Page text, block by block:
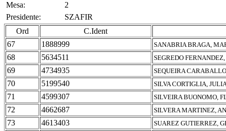
Mesa:
2
Presidente:
SZAFIR
Ord
C.Ident
67
1888999 SANABRIA BRAGA,
68 5634511 SEGREDO
69 4734935 SEQUEIRA
70 5199540 SILVA CORTIGLIA,
71 4599307 SILVEIRA BUONOMO,
72 4662687 SILVERA MARTINEZ,
73 4613403 SUAREZ GUTIERREZ,